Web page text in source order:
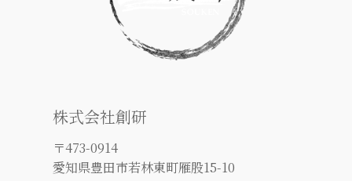
株式会社創研
〒473-0914
愛知県豊田市若林東町雁股15-10